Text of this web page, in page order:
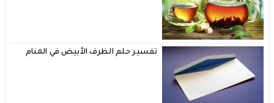
تفسير حلم الظرف الأبيض في المنام